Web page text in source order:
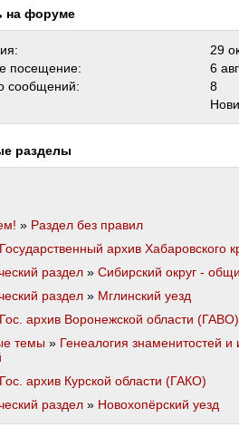
на форуме
29
посещение:
6
сообщений:
8
разделы
» Раздел без правил
Государственный архив Хабаровского
раздел » Сибирский округ -
раздел » Мглинский уезд
Гос. архив Воронежской области (ГАВО)
темы » Генеалогия знаменитостей и
Гос. архив Курской области (ГАКО)
раздел » Новохопёрский уезд